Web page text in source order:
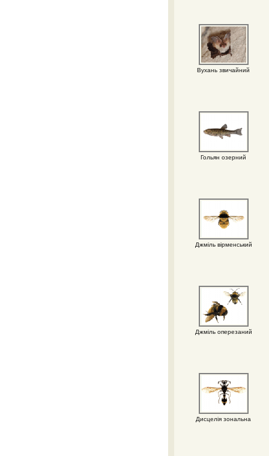
Вухань звичайний
Гольян озерний
Джміль вірменський
Джміль оперезаний
Дисцелія зональна